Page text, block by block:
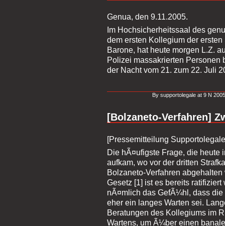
Genua, den 9.11.2005.
Im Hochsicherheitssaal des
dem ersten Kollegium der
Barone, hat heute morgen L.Z.
Polizei massakrierten Personen
der Nacht vom 21. zum 22. Juli
By supportolegale at 9 N
[Bolzaneto-Verfahren]
[Pressemitteilung
Die hÃ¤ufigste Frage, die heute
aufkam, wo vor der dritten
Bolzaneto-Verfahren
Gesetz [1] ist es bereits
nÃ¤mlich das GefÃ¼hl, dass
eher ein langes Warten sei.
Beratungen des Kollegiums im
Wartens, um Ã¼ber einen